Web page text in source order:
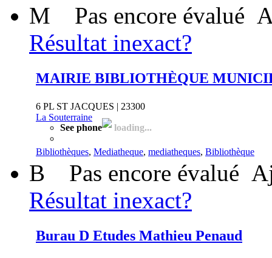
M Pas encore évalué
Résultat inexact?
MAIRIE BIBLIOTHÈQUE
6 PL ST JACQUES | 23300
La Souterraine
See phone
loading...
Bibliothèques, Mediatheque, mediatheques, Bibliothèque
B Pas encore évalué
Résultat inexact?
Burau D Etudes Mathieu Penaud